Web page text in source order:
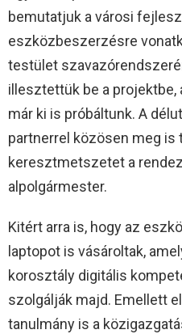
bemutatjuk a városi
eszközbeszerzésre
testület
illesztettük be a projektbe,
már ki is próbáltunk. A
partnerrel közösen meg
keresztmetszetet a
alpolgármester.
Kitért arra is, hogy az
laptopot is vásároltak,
korosztály digitális
szolgálják majd. Emellett
tanulmány is a